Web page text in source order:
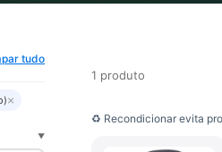
tudo
×
▼
1 produto
♻ Recondicionar evita